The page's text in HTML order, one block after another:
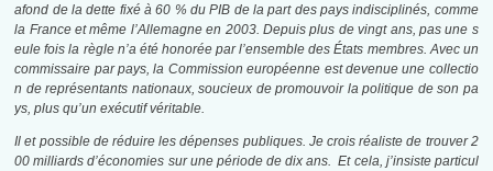
afond de la dette fixé à 60 % du PIB de la part des pays indisciplinés, comme
la France et même l’Allemagne en 2003. Depuis plus de vingt ans, pas une s
eule fois la règle n’a été honorée par l’ensemble des États membres. Avec un
commissaire par pays, la Commission européenne est devenue une collectio
n de représentants nationaux, soucieux de promouvoir la politique de son pa
ys, plus qu’un exécutif véritable.
Il et possible de réduire les dépenses publiques. Je crois réaliste de trouver 2
00 milliards d’économies sur une période de dix ans. Et cela, j’insiste particul